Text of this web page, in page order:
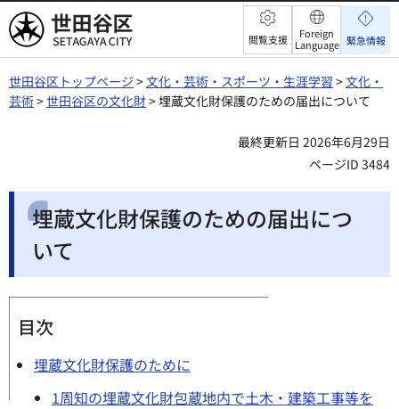
世田谷区 閲覧支援
Foreign
Language 緊急情報
世田谷区トップページ >文化・芸術・スポーツ・生涯学習 >文化・
芸術>世田谷区の文化財> 埋蔵文化財保護のための届出について
最終更新日 2026年6月29日
ページID 3484
埋蔵文化財保護のための届出につ
いて
目次
埋蔵文化財保護のために
1周知の埋蔵文化財包蔵地内で土木・建築工事等を